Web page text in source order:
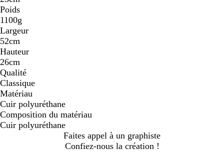
Poids
1100g
Largeur
52cm
Hauteur
26cm
Qualité
Classique
Matériau
Cuir polyuréthane
Composition du matériau
Cuir polyuréthane
Faites appel à un graphiste
Confiez-nous la création !